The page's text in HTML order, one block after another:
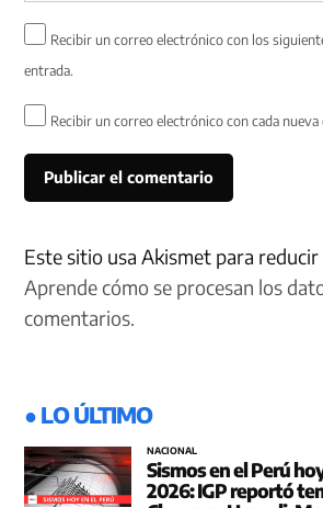
Recibir un correo electrónico con los
entrada.
Recibir un correo electrónico con cada nueva
Este sitio usa Akismet para reducir
Aprende cómo se procesan los
comentarios.
● LO ÚLTIMO
NACIONAL
Sismos en el Perú
2026: IGP reportó